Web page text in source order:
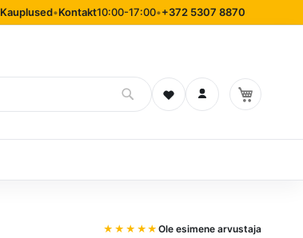
Kauplused•Kontakt10:00-17:00•+372 5307 8870
Soovinimekiri
Logi sisse
Ole esimene arvustaja